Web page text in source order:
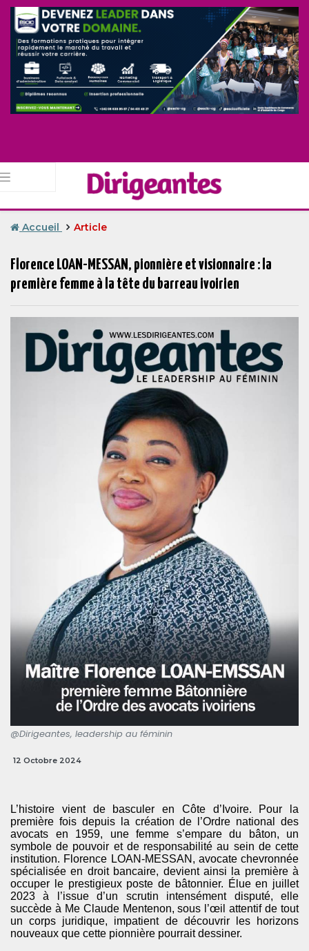
Accueil Article
Florence LOAN-MESSAN, pionnière et visionnaire : la
première femme à la tête du barreau ivoirien
@Dirigeantes, leadership au féminin
12 Octobre 2024
L’histoire vient de basculer en Côte d’Ivoire. Pour la
première fois depuis la création de l’Ordre national des
avocats en 1959, une femme s’empare du bâton, un
symbole de pouvoir et de responsabilité au sein de cette
institution. Florence LOAN-MESSAN, avocate chevronnée
spécialisée en droit bancaire, devient ainsi la première à
occuper le prestigieux poste de bâtonnier. Élue en juillet
2023 à l’issue d’un scrutin intensément disputé, elle
succède à Me Claude Mentenon, sous l’œil attentif de tout
un corps juridique, impatient de découvrir les horizons
nouveaux que cette pionnière pourrait dessiner.